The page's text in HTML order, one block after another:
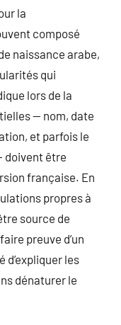
la
composé
naissance arabe,
qui
lors de la
— nom, date
et parfois le
doivent être
française. En
propres à
source de
preuve d’un
d’expliquer les
dénaturer le